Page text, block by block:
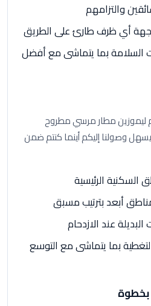
والتزامهم
أي ظرف طارئ على الطريق
السلامة بما يتماشى مع أفضل
ليموزين مطار مرسي مطروح
وصولنا إليكم أينما كنتم ضمن
السكنية الرئيسية
أبعد بترتيب مسبق
عند الازدحام
بما يتماشى مع التوسع
بخطوة